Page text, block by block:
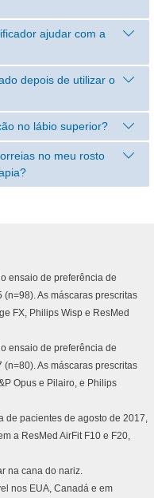
ajudar com a
depois de utilizar o
no lábio superior?
no meu rosto
ensaio de preferência de
As máscaras prescritas
FX, Philips Wisp e ResMed
ensaio de preferência de
As máscaras prescritas
Opus e Pilairo, e Philips
de pacientes de agosto de 2017,
a ResMed AirFit F10 e F20,
na cana do nariz.
nos EUA, Canadá e em